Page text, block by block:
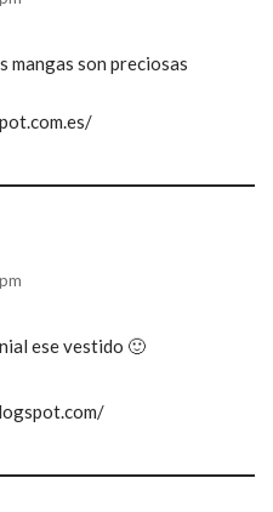
mangas son preciosas
ese vestido 🙂